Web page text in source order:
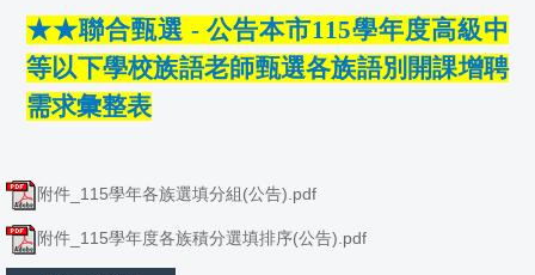
★★聯合甄選 - 公告本市115學年度高級中
等以下學校族語老師甄選各族語別開課增聘
需求彙整表
附件_115學年各族選填分組(公告).pdf
附件_115學年度各族積分選填排序(公告).pdf